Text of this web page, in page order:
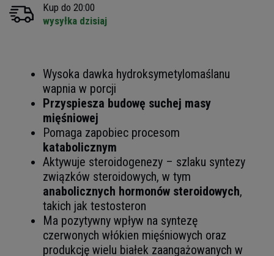
Kup do 20:00
wysyłka dzisiaj
Wysoka dawka hydroksymetylomaślanu
wapnia w porcji
Przyspiesza budowę suchej masy
mięśniowej
Pomaga zapobiec procesom
katabolicznym
Aktywuje steroidogenezy – szlaku syntezy
związków steroidowych, w tym
anabolicznych hormonów steroidowych,
takich jak testosteron
Ma pozytywny wpływ na syntezę
czerwonych włókien mięśniowych oraz
produkcję wielu białek zaangażowanych w